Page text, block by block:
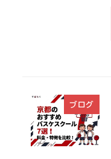
ブログ